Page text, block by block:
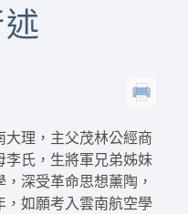
理，主父茂林公經商
氏，生將軍兄弟姊妹
深受革命思想薰陶，
如願考入雲南航空學